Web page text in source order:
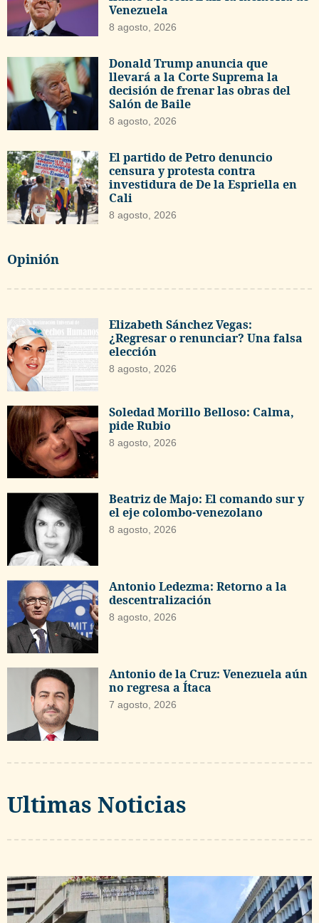
Venezuela
8 agosto, 2026
Donald Trump anuncia que
llevará a la Corte Suprema la
decisión de frenar las obras del
Salón de Baile
8 agosto, 2026
El partido de Petro denuncio
censura y protesta contra
investidura de De la Espriella en
Cali
8 agosto, 2026
Opinión
Elizabeth Sánchez Vegas:
¿Regresar o renunciar? Una falsa
elección
8 agosto, 2026
Soledad Morillo Belloso: Calma,
pide Rubio
8 agosto, 2026
Beatriz de Majo: El comando sur y
el eje colombo-venezolano
8 agosto, 2026
Antonio Ledezma: Retorno a la
descentralización
8 agosto, 2026
Antonio de la Cruz: Venezuela aún
no regresa a Ítaca
7 agosto, 2026
Ultimas Noticias